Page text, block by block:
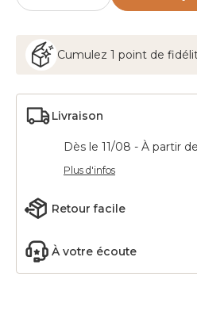
Cumulez 1 point de
Livraison
Dès le 11/08 - À partir
Plus d'infos
Retour facile
À votre écoute